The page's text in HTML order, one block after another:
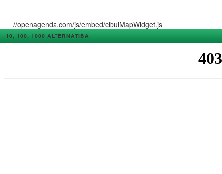
//openagenda.com/js/embed/cibulMapWidget.js
10, 100, 1000 ALTERNATIBA